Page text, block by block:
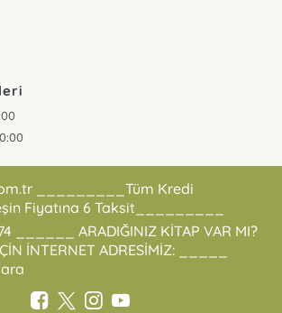
_________Tüm Kredi
Fiyatına 6 Taksit_________
______ ARADIĞINIZ KİTAP VAR MI?
İNTERNET ADRESİMİZ: _____